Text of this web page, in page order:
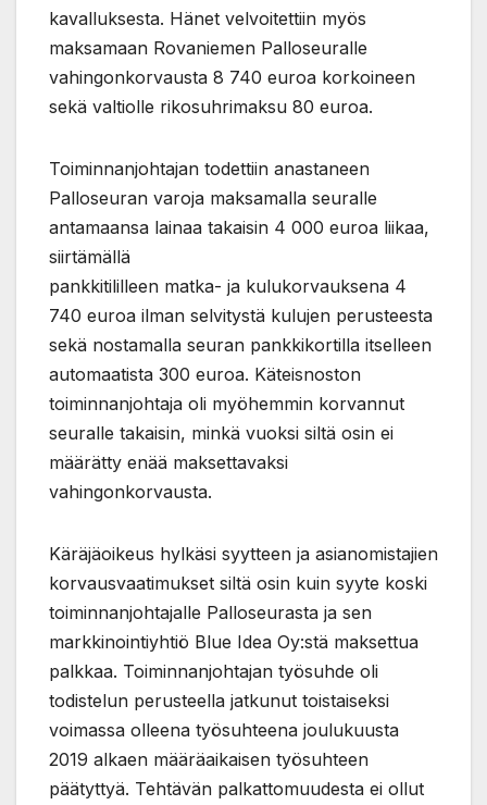
kavalluksesta. Hänet velvoitettiin myös
maksamaan Rovaniemen Palloseuralle
vahingonkorvausta 8 740 euroa korkoineen
sekä valtiolle rikosuhrimaksu 80 euroa.
Toiminnanjohtajan todettiin anastaneen
Palloseuran varoja maksamalla seuralle
antamaansa lainaa takaisin 4 000 euroa liikaa,
siirtämällä
pankkitililleen matka- ja kulukorvauksena 4
740 euroa ilman selvitystä kulujen perusteesta
sekä nostamalla seuran pankkikortilla itselleen
automaatista 300 euroa. Käteisnoston
toiminnanjohtaja oli myöhemmin korvannut
seuralle takaisin, minkä vuoksi siltä osin ei
määrätty enää maksettavaksi
vahingonkorvausta.
Käräjäoikeus hylkäsi syytteen ja asianomistajien
korvausvaatimukset siltä osin kuin syyte koski
toiminnanjohtajalle Palloseurasta ja sen
markkinointiyhtiö Blue Idea Oy:stä maksettua
palkkaa. Toiminnanjohtajan työsuhde oli
todistelun perusteella jatkunut toistaiseksi
voimassa olleena työsuhteena joulukuusta
2019 alkaen määräaikaisen työsuhteen
päätyttyä. Tehtävän palkattomuudesta ei ollut